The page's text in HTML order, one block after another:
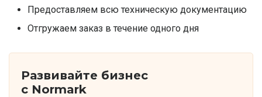
Предоставляем всю техническую документацию
Отгружаем заказ в течение одного дня
Развивайте бизнес
с Normark